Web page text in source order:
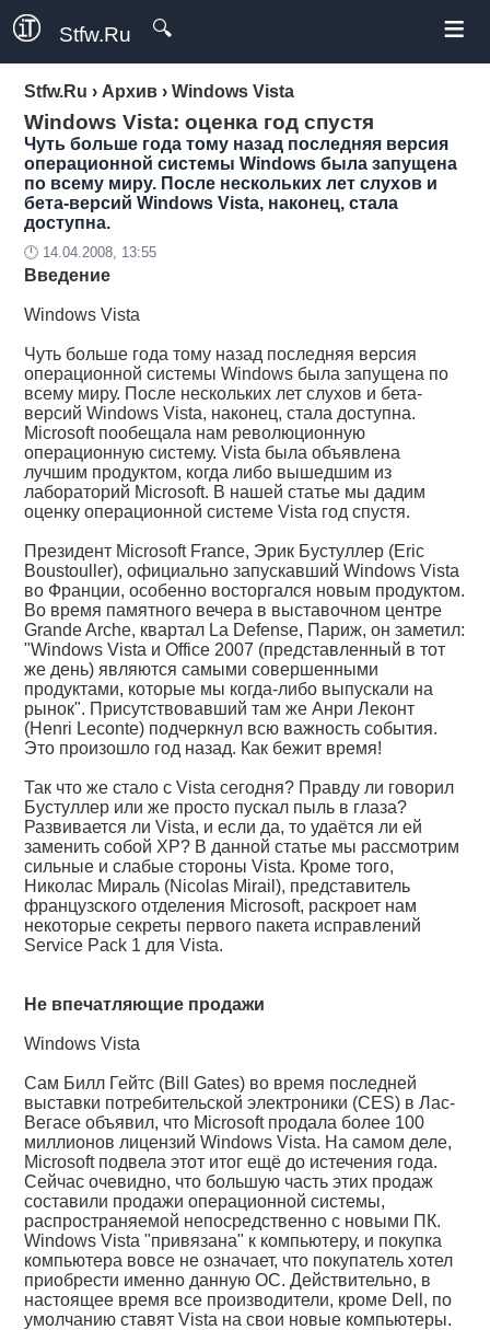
Stfw.Ru 🔍 ≡
Stfw.Ru › Архив ›Windows Vista
Windows Vista: оценка год спустя
Чуть больше года тому назад последняя версия
операционной системы Windows была запущена
по всему миру. После нескольких лет слухов и
бета-версий Windows Vista, наконец, стала
доступна.
🕛 14.04.2008, 13:55
Введение
Windows Vista
Чуть больше года тому назад последняя версия
операционной системы Windows была запущена по
всему миру. После нескольких лет слухов и бета-
версий Windows Vista, наконец, стала доступна.
Microsoft пообещала нам революционную
операционную систему. Vista была объявлена
лучшим продуктом, когда либо вышедшим из
лабораторий Microsoft. В нашей статье мы дадим
оценку операционной системе Vista год спустя.
Президент Microsoft France, Эрик Бустуллер (Eric
Boustouller), официально запускавший Windows Vista
во Франции, особенно восторгался новым продуктом.
Во время памятного вечера в выставочном центре
Grande Arche, квартал La Defense, Париж, он заметил:
"Windows Vista и Office 2007 (представленный в тот
же день) являются самыми совершенными
продуктами, которые мы когда-либо выпускали на
рынок". Присутствовавший там же Анри Леконт
(Henri Leconte) подчеркнул всю важность события.
Это произошло год назад. Как бежит время!
Так что же стало с Vista сегодня? Правду ли говорил
Бустуллер или же просто пускал пыль в глаза?
Развивается ли Vista, и если да, то удаётся ли ей
заменить собой XP? В данной статье мы рассмотрим
сильные и слабые стороны Vista. Кроме того,
Николас Мираль (Nicolas Mirail), представитель
французского отделения Microsoft, раскроет нам
некоторые секреты первого пакета исправлений
Service Pack 1 для Vista.
Не впечатляющие продажи
Windows Vista
Сам Билл Гейтс (Bill Gates) во время последней
выставки потребительской электроники (CES) в Лас-
Вегасе объявил, что Microsoft продала более 100
миллионов лицензий Windows Vista. На самом деле,
Microsoft подвела этот итог ещё до истечения года.
Сейчас очевидно, что большую часть этих продаж
составили продажи операционной системы,
распространяемой непосредственно с новыми ПК.
Windows Vista "привязана" к компьютеру, и покупка
компьютера вовсе не означает, что покупатель хотел
приобрести именно данную ОС. Действительно, в
настоящее время все производители, кроме Dell, по
умолчанию ставят Vista на свои новые компьютеры.